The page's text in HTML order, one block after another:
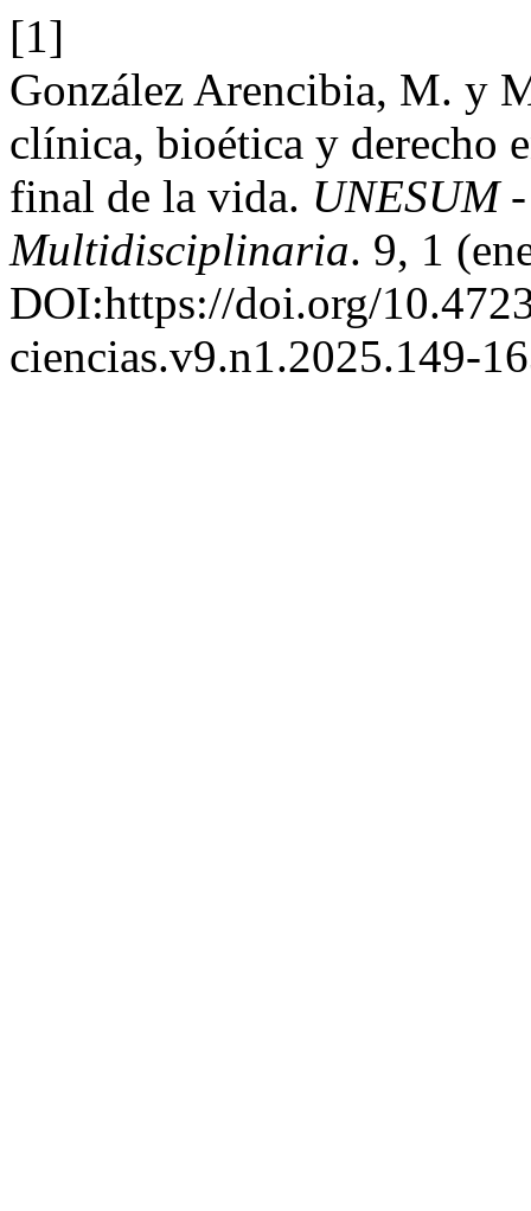
[1]
González Arencibia, M. y
clínica, bioética y derecho
final de la vida. UNESUM
Multidisciplinaria. 9, 1
DOI:https://doi.org/
ciencias.v9.n1.2025.149-